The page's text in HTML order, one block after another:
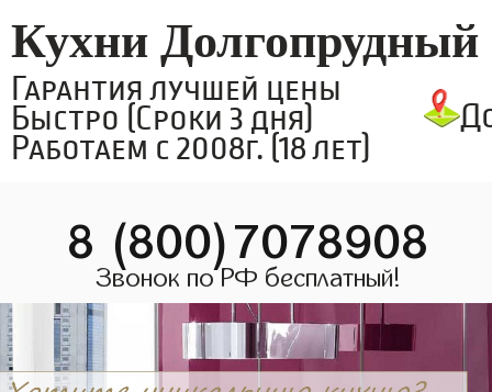
Кухни Долгопрудный
Гарантия лучшей цены
Быстро (Сроки 3 дня)
Работаем с 2008г. (18 лет)
8 (800)7078908
Звонок по РФ бесплатный!